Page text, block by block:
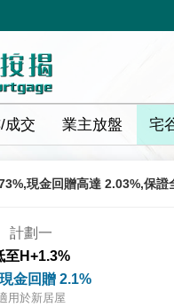
成交 業主放盤 宅
現金回贈高達 2.03%,保證
計劃一
至H+1.3%
金回贈 2.1%
用於新居屋